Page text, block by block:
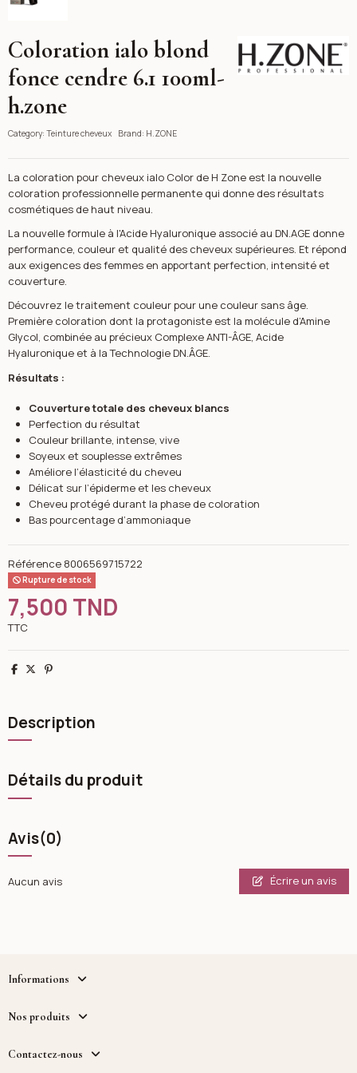
H.ZONE
Coloration ialo blond
fonce cendre 6.1 100ml-
h.zone
Category: Teinture cheveux Brand: H.ZONE
La coloration pour cheveux ialo Color de H Zone est la nouvelle
coloration professionnelle permanente qui donne des résultats
cosmétiques de haut niveau.
La nouvelle formule à l'Acide Hyaluronique associé au DN.AGE donne
performance, couleur et qualité des cheveux supérieures. Et répond
aux exigences des femmes en apportant perfection, intensité et
couverture.
Découvrez le traitement couleur pour une couleur sans âge.
Première coloration dont la protagoniste est la molécule d’Amine
Glycol, combinée au précieux Complexe ANTI-ÂGE, Acide
Hyaluronique et à la Technologie DN.ÂGE.
Résultats :
Couverture totale des cheveux blancs
Perfection du résultat
Couleur brillante, intense, vive
Soyeux et souplesse extrêmes
Améliore l’élasticité du cheveu
Délicat sur l’épiderme et les cheveux
Cheveu protégé durant la phase de coloration
Bas pourcentage d’ammoniaque
Référence 8006569715722
Rupture de stock
7,500 TND
TTC
Partager
TweetPinterest
Description
Détails du produit
Avis(0)
Aucun avis Écrire un avis
Informations
Nos produits
Contactez-nous